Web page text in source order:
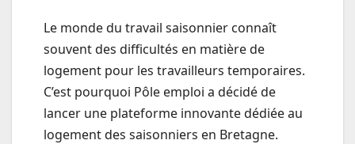
Le monde du travail saisonnier connaît
souvent des difficultés en matière de
logement pour les travailleurs temporaires.
C’est pourquoi Pôle emploi a décidé de
lancer une plateforme innovante dédiée au
logement des saisonniers en Bretagne.